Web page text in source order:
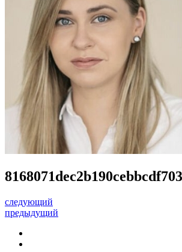
следующий
предыдущий